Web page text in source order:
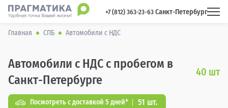
+7 (812) 363-23-63 Санкт-Петербург
Главная СПБ Автомобили с НДС
Автомобили с НДС с пробегом в
Санкт-Петербурге
40 шт
Посмотреть с доставкой 5 дней* 51 шт.